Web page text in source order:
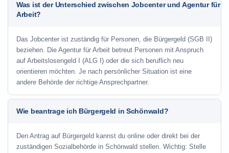
Was ist der Unterschied zwischen Jobcenter und Agentur für
Arbeit?
Das Jobcenter ist zuständig für Personen, die Bürgergeld (SGB II)
beziehen. Die Agentur für Arbeit betreut Personen mit Anspruch
auf Arbeitslosengeld I (ALG I) oder die sich beruflich neu
orientieren möchten. Je nach persönlicher Situation ist eine
andere Behörde der richtige Ansprechpartner.
Wie beantrage ich Bürgergeld in Schönwald?
Den Antrag auf Bürgergeld kannst du online oder direkt bei der
zuständigen Sozialbehörde in Schönwald stellen. Wichtig: Stelle